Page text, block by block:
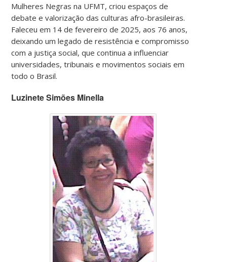
Mulheres Negras na UFMT, criou espaços de
debate e valorização das culturas afro-brasileiras.
Faleceu em 14 de fevereiro de 2025, aos 76 anos,
deixando um legado de resistência e compromisso
com a justiça social, que continua a influenciar
universidades, tribunais e movimentos sociais em
todo o Brasil.
Luzinete Simões Minella